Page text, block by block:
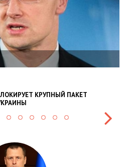
КРУПНЫЙ ПАКЕТ